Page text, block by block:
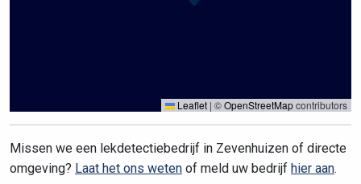
Leaflet | ©OpenStreetMapcontributors
Missen we een lekdetectiebedrijf in Zevenhuizen of directe
omgeving? Laat het ons weten of meld uw bedrijf hier aan.